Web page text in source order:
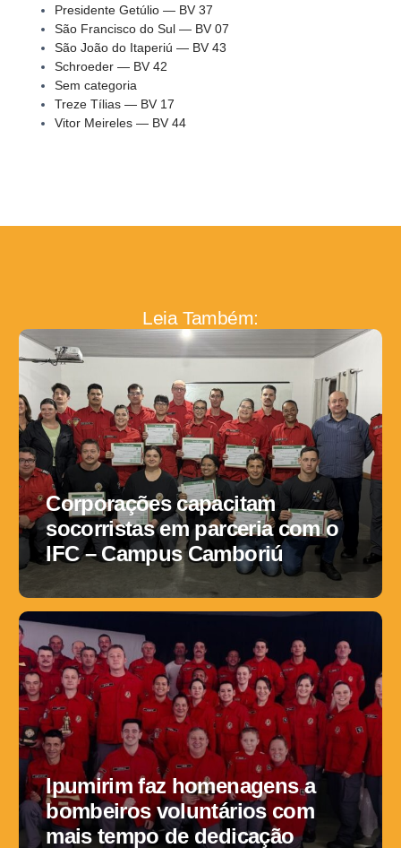
Presidente Getúlio — BV 37
São Francisco do Sul — BV 07
São João do Itaperiú — BV 43
Schroeder — BV 42
Sem categoria
Treze Tílias — BV 17
Vitor Meireles — BV 44
Leia Também:
Corporações capacitam
socorristas em parceria com o
IFC – Campus Camboriú
Ipumirim faz homenagens a
bombeiros voluntários com
mais tempo de dedicação